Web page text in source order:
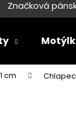
Značková
cm
Co